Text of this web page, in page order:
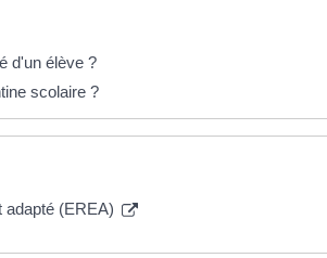
d'un élève ?
scolaire ?
adapté (EREA)